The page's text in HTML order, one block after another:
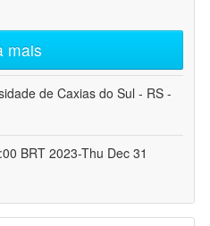
mais
de Caxias do Sul - RS -
BRT 2023-Thu Dec 31